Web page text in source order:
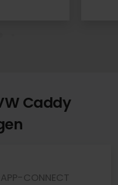
Caddy
CONNECT